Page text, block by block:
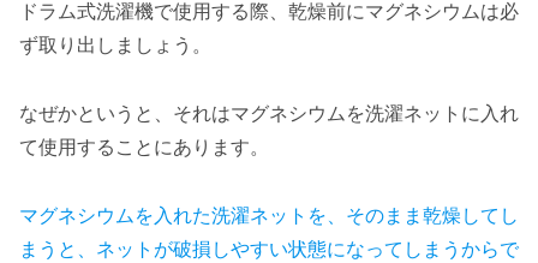
ドラム式洗濯機で使用する際、乾燥前にマグネシウムは必
ず取り出しましょう。
なぜかというと、それはマグネシウムを洗濯ネットに入れ
て使用することにあります。
マグネシウムを入れた洗濯ネットを、そのまま乾燥してし
まうと、ネットが破損しやすい状態になってしまうからで